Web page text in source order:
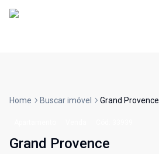
Home Buscar imóvel Grand Provence
Grand Provence